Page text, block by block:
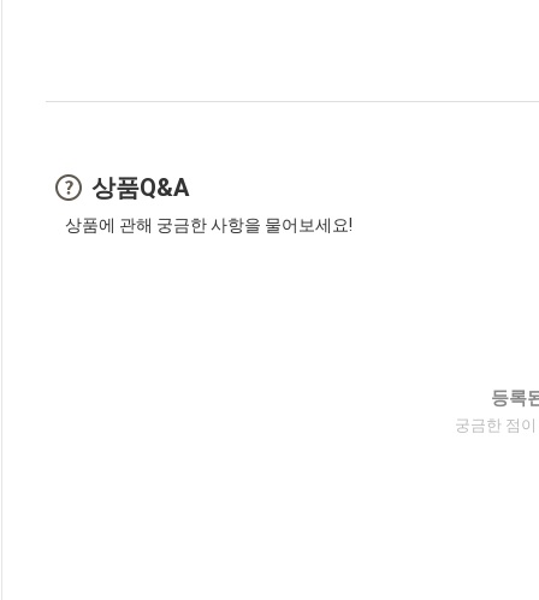
상품Q&A
상품에 관해 궁금한 사항을 물어보세요!
등록
궁금한 점